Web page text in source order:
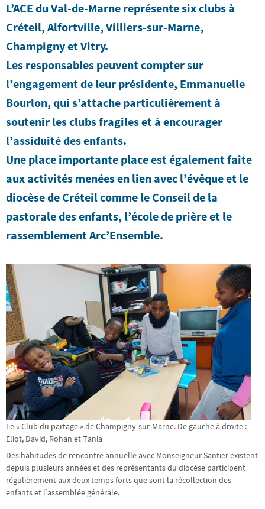
L’ACE du Val-de-Marne représente six clubs à
Créteil, Alfortville, Villiers-sur-Marne,
Champigny et Vitry.
Les responsables peuvent compter sur
l’engagement de leur présidente, Emmanuelle
Bourlon, qui s’attache particulièrement à
soutenir les clubs fragiles et à encourager
l’assiduité des enfants.
Une place importante place est également faite
aux activités menées en lien avec l’évêque et le
diocèse de Créteil comme le Conseil de la
pastorale des enfants, l’école de prière et le
rassemblement Arc’Ensemble.
Le « Club du partage » de Champigny-sur-Marne. De gauche à droite :
Eliot, David, Rohan et Tania
Des habitudes de rencontre annuelle avec Monseigneur Santier existent
depuis plusieurs années et des représentants du diocèse participent
régulièrement aux deux temps forts que sont la récollection des
enfants et l’assemblée générale.